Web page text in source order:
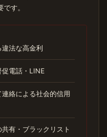
す。
法な高金利
電話・LINE
絡による社会的信用
有・ブラックリスト